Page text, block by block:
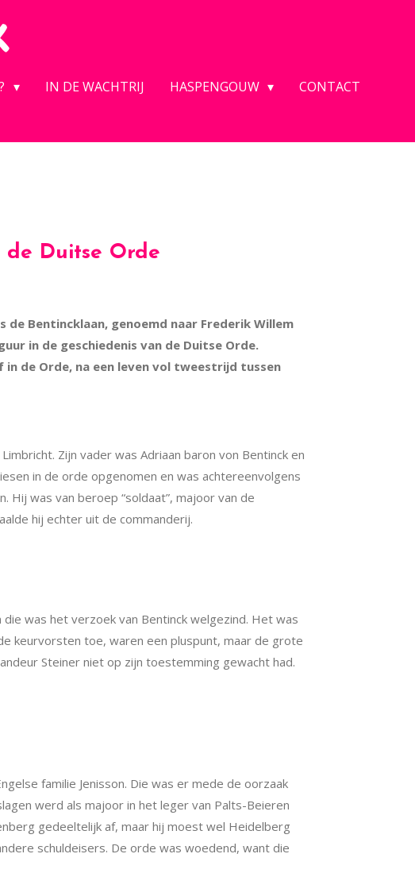
IN DE WACHTRIJ HASPENGOUW
CONTACT
Duitse Orde
Bentincklaan, genoemd naar Frederik Willem
in de geschiedenis van de Duitse Orde.
de Orde, na een leven vol tweestrijd tussen
Zijn vader was Adriaan baron von Bentinck en
in de orde opgenomen en was achtereenvolgens
Hij was van beroep “soldaat”, majoor van de
hij echter uit de commanderij.
was het verzoek van Bentinck welgezind. Het was
keurvorsten toe, waren een pluspunt, maar de grote
Steiner niet op zijn toestemming gewacht had.
familie Jenisson. Die was er mede de oorzaak
werd als majoor in het leger van Palts-Beieren
gedeeltelijk af, maar hij moest wel Heidelberg
schuldeisers. De orde was woedend, want die